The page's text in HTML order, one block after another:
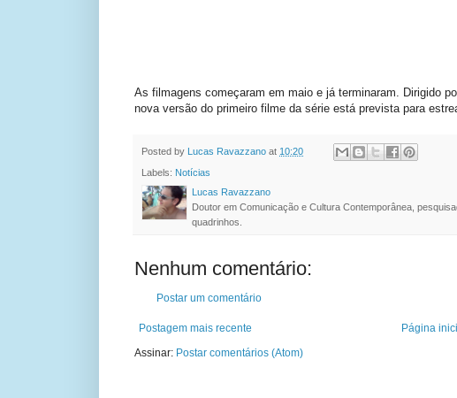
As filmagens começaram em maio e já terminaram. Dirigido
nova versão do primeiro filme da série está prevista para
Posted by Lucas Ravazzano at 10:20
Labels: Notícias
Lucas Ravazzano
Doutor em Comunicação e Cultura Contemporânea,
quadrinhos.
Nenhum comentário:
Postar um comentário
Postagem mais recente
Página
Assinar: Postar comentários (Atom)